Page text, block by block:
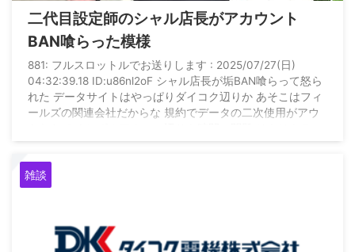
二代目設定師のシャル店長がアカウント
BAN喰らった模様
881: フルスロットルでお送りします : 2025/07/27(日)
04:32:39.18 ID:u86nl2oF シャル店長が垢BAN喰らって怒ら
れた データサイトはやっぱりダイコク辺りか あそこはフィ
ールズの関連会社だからな 規約でデータの二次使用がアウ
さない メーカーに似てきてなんだかな
雑談